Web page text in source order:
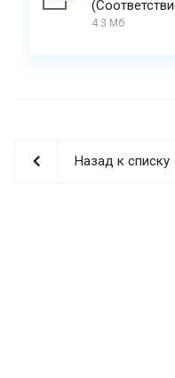
4.3 Мб
Назад к списку